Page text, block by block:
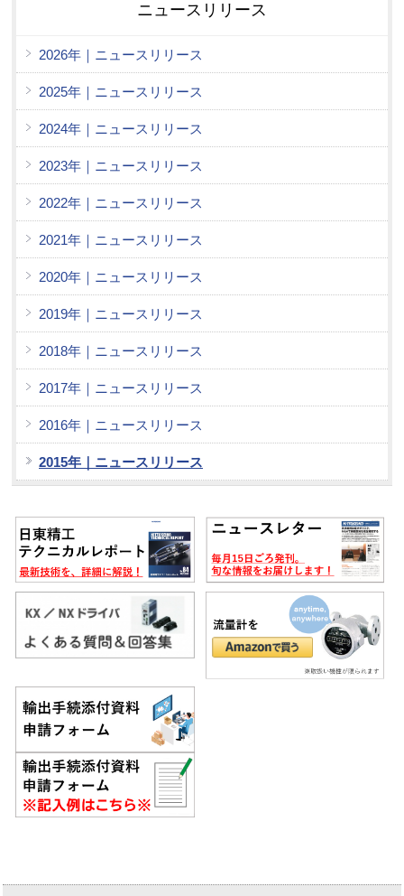
ニュースリリース
2026年｜ニュースリリース
2025年｜ニュースリリース
2024年｜ニュースリリース
2023年｜ニュースリリース
2022年｜ニュースリリース
2021年｜ニュースリリース
2020年｜ニュースリリース
2019年｜ニュースリリース
2018年｜ニュースリリース
2017年｜ニュースリリース
2016年｜ニュースリリース
2015年｜ニュースリリース